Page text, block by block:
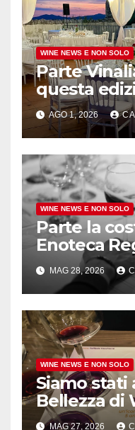
WINE NEWS E NON SOLO
Parte Vinalia ed il
questa edizione è
l’arte della
connessioni
AGO 1, 2026
WINE NEWS E NON SOLO
Parte la
Enoteca
Taurasi
comune
MAG 28, 2026
WINE NEWS E NON SOLO
Siamo stati
Bellezza di
Napoli,
MAG 27, 2026